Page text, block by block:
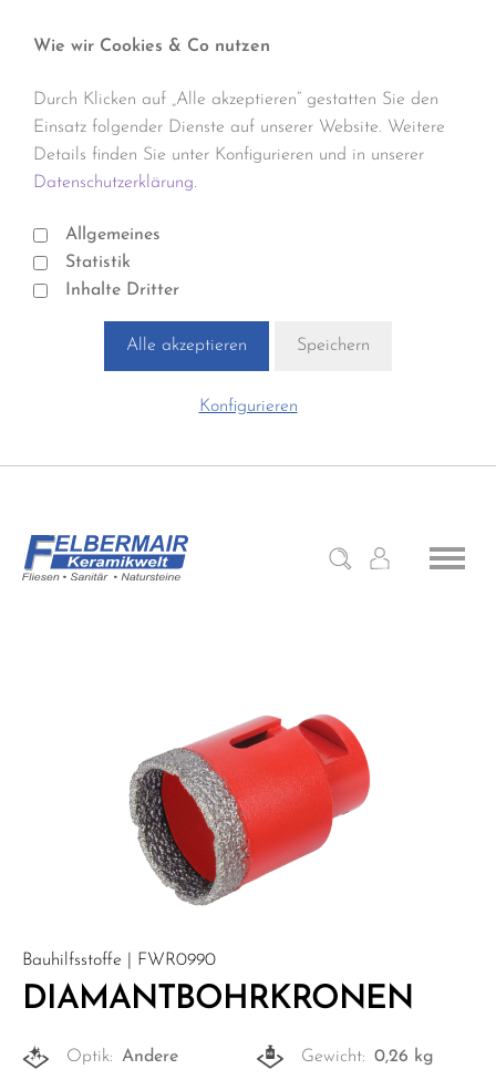
Wie wir Cookies & Co nutzen
Durch Klicken auf „Alle akzeptieren“ gestatten Sie den
Einsatz folgender Dienste auf unserer Website. Weitere
Details finden Sie unter Konfigurieren und in unserer
Datenschutzerklärung.
Allgemeines
Statistik
Inhalte Dritter
Alle akzeptieren Speichern
Konfigurieren
Bauhilfsstoffe | FWR0990
DIAMANTBOHRKRONEN
Optik: Andere Gewicht: 0,26 kg